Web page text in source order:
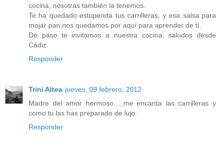
cocina, nosotras también la tenemos.
Te ha quedado estupenda tus carrilleras, y esa salsa para
mojar pan,nos quedamos por aquí para aprender de tí.
De paso te invitamos a nuestra cocina, saludos desde
Cádiz.
Responder
Trini Altea jueves, 09 febrero, 2012
Madre del amor hermoso.....me encanta las carrilleras y
como tu las has preparado de lujo.
Responder